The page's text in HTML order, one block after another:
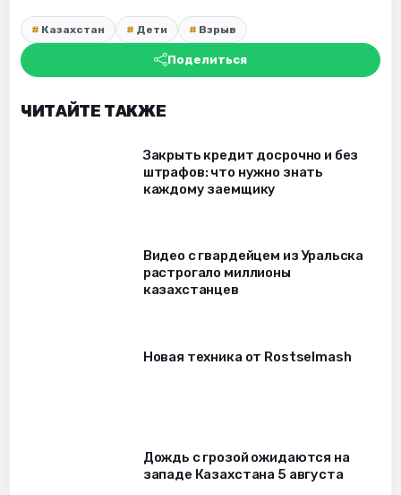
Казахстан Дети Взрыв
Поделиться
ЧИТАЙТЕ ТАКЖЕ
Закрыть кредит досрочно и без
штрафов: что нужно знать
каждому заемщику
Видео с гвардейцем из Уральска
растрогало миллионы
казахстанцев
Новая техника от Rostselmash
Дождь с грозой ожидаются на
западе Казахстана 5 августа